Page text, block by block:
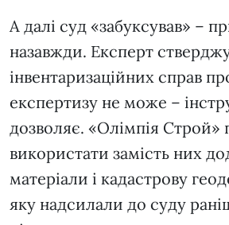
А далі суд «забуксував» –
назавжди. Експерт
інвентаризаційних справ
експертизу не може –
дозволяє. «Олімпія Строй»
використати замість них
матеріали і кадастрову
яку надсилали до суду